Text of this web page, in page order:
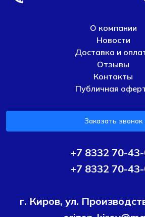
О компании
Новости
Доставка и
Отзывы
Контакты
Публичная
Заказать звонок
+7 8332 70-
+7 8332 70-
г. Киров, ул.